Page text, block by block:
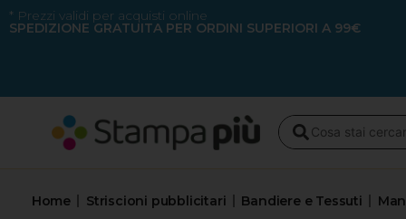
Vai
al
* Prezzi validi per acquisti online
SPEDIZIONE GRATUITA PER ORDINI SUPERIORI A 99€
Search
Home Striscioni pubblicitari Bandiere e Tessuti